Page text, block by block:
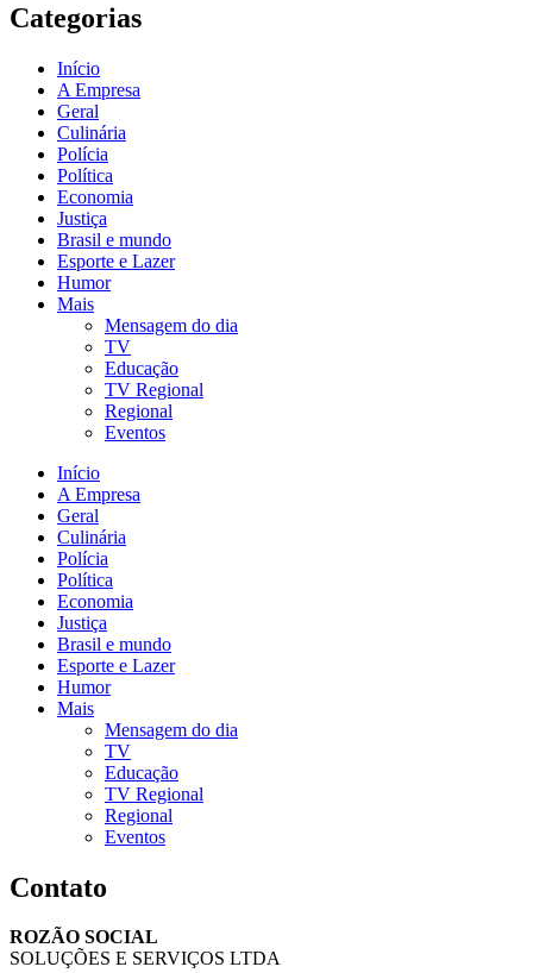
Categorias
Início
A Empresa
Geral
Culinária
Polícia
Política
Economia
Justiça
Brasil e mundo
Esporte e Lazer
Humor
Mais
Mensagem do dia
TV
Educação
TV Regional
Regional
Eventos
Início
A Empresa
Geral
Culinária
Polícia
Política
Economia
Justiça
Brasil e mundo
Esporte e Lazer
Humor
Mais
Mensagem do dia
TV
Educação
TV Regional
Regional
Eventos
Contato
ROZÃO SOCIAL
SOLUÇÕES E SERVIÇOS LTDA